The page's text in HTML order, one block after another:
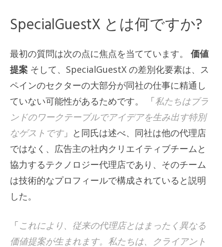
SpecialGuestX とは何ですか?
最初の質問は次の点に焦点を当てています。
価値
提案 そして、SpecialGuestX の差別化要素は、ス
ペインのセクターの大部分が同社の仕事に精通し
ていない可能性があるためです。 「私たちはブラ
ンドのワークテーブルでアイデアを生み出す特別
なゲストです」と同氏は述べ、同社は他の代理店
ではなく、広告主の社内クリエイティブチームと
協力するテクノロジー代理店であり、そのチーム
は技術的なプロフィールで構成されていると説明
した。
「これにより、従来の代理店とはまったく異なる
価値提案が生まれます。私たちは、クライアント